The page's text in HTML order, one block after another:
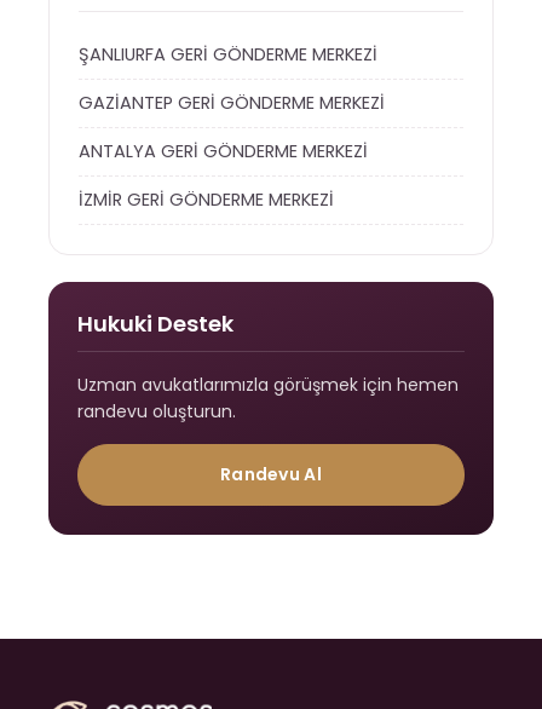
ŞANLIURFA GERİ GÖNDERME MERKEZİ
GAZİANTEP GERİ GÖNDERME MERKEZİ
ANTALYA GERİ GÖNDERME MERKEZİ
İZMİR GERİ GÖNDERME MERKEZİ
Hukuki Destek
Uzman avukatlarımızla görüşmek için hemen
randevu oluşturun.
Randevu Al